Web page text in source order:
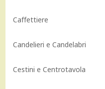
Caffettiere
Candelieri e Candelabri
Cestini e Centrotavola